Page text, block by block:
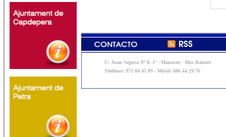
C/ Juan Segura Nº 8, 1º - Manacor - Illes Balears
Teléfono: 971 84 45 89 - Móvil: 606 44 29 76